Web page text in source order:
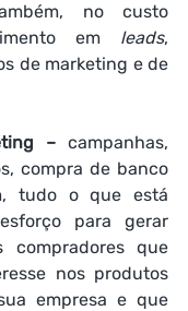
no custo
em leads,
de marketing e de
– campanhas,
compra de banco
tudo o que está
compradores que
nos produtos
empresa e que